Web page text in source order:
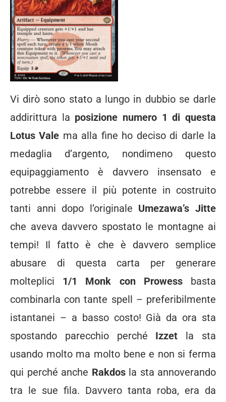
Vi dirò sono stato a lungo in dubbio se darle
addirittura la posizione numero 1 di questa
Lotus Vale ma alla fine ho deciso di darle la
medaglia d’argento, nondimeno questo
equipaggiamento è davvero insensato e
potrebbe essere il più potente in costruito
tanti anni dopo l’originale Umezawa’s Jitte
che aveva davvero spostato le montagne ai
tempi! Il fatto è che è davvero semplice
abusare di questa carta per generare
molteplici 1/1 Monk con Prowessbasta
combinarla con tante spell – preferibilmente
istantanei – a basso costo! Già da ora sta
spostando parecchio perché Izzet la sta
usando molto ma molto bene e non si ferma
qui perché anche Rakdosla sta annoverando
tra le sue fila. Davvero tanta roba, era da